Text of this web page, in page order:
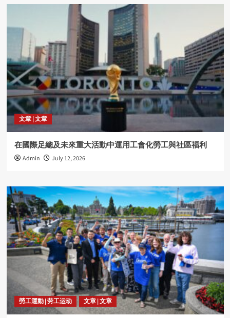
文章 | 文章
在國際足總及未來重大活動中運用工會化勞工與社區福利
Admin July 12, 2026
勞工運動 | 劳工运动 文章 | 文章